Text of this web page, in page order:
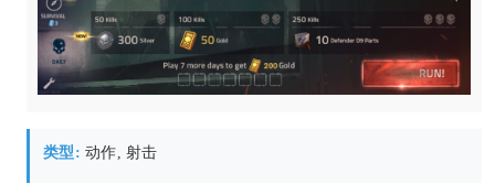
类型: 动作, 射击